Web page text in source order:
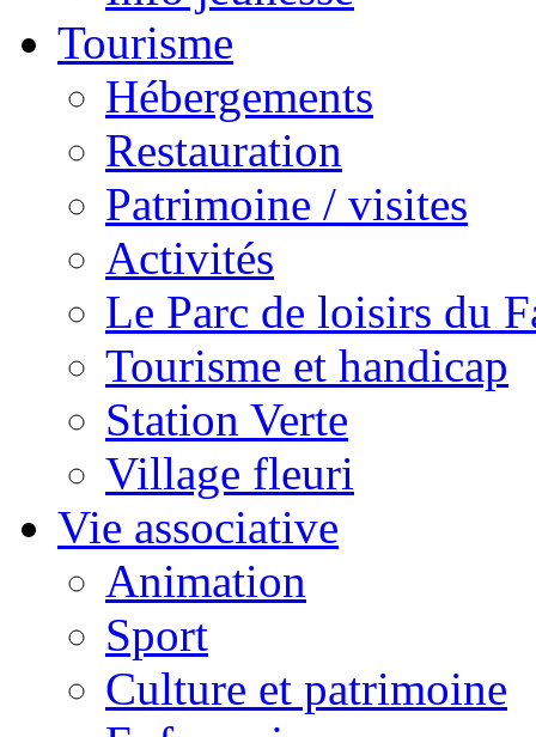
Tourisme
Hébergements
Restauration
Patrimoine / visites
Activités
Le Parc de loisirs du
Tourisme et handicap
Station Verte
Village fleuri
Vie associative
Animation
Sport
Culture et patrimoine